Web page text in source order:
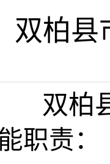
双柏县
双柏
职责：